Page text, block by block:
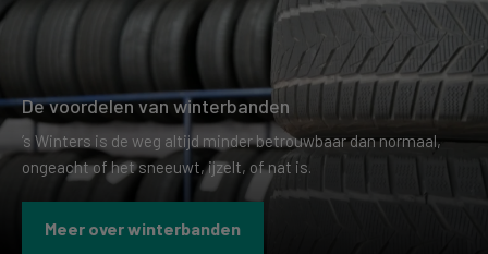
De voordelen van winterbanden
’s Winters is de weg altijd minder betrouwbaar dan normaal,
ongeacht of het sneeuwt, ijzelt, of nat is.
Meer over winterbanden